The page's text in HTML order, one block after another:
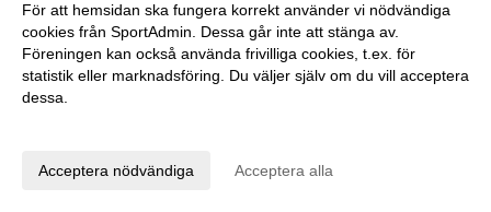
Intervju Mikael Erdtman
Nyförvärv HIS 2022- Hugo Svensson 2022-02-05 10:40
Betydelse att vara medlem i en förening? 2022-02-04 16:18
Spelarförlängning HIS 2022-Filip Stark
För att hemsidan ska fungera korrekt använder vi nödvändiga
cookies från SportAdmin. Dessa går inte att stänga av.
Föreningen kan också använda frivilliga cookies, t.ex. för
statistik eller marknadsföring. Du väljer själv om du vill acceptera
dessa.
Acceptera nödvändiga Acceptera alla